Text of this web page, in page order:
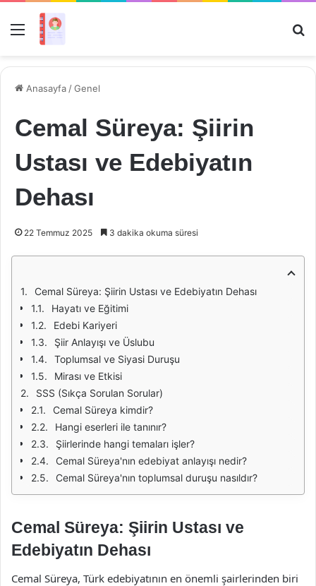
Menü
Anasayfa /Genel
Cemal Süreya: Şiirin
Ustası ve Edebiyatın
Dehası
22 Temmuz 2025 3 dakika okuma süresi
Cemal Süreya: Şiirin Ustası ve Edebiyatın Dehası
Hayatı ve Eğitimi
Edebi Kariyeri
Şiir Anlayışı ve Üslubu
Toplumsal ve Siyasi Duruşu
Mirası ve Etkisi
SSS (Sıkça Sorulan Sorular)
Cemal Süreya kimdir?
Hangi eserleri ile tanınır?
Şiirlerinde hangi temaları işler?
Cemal Süreya'nın edebiyat anlayışı nedir?
Cemal Süreya'nın toplumsal duruşu nasıldır?
Cemal Süreya: Şiirin Ustası ve
Edebiyatın Dehası
Cemal Süreya, Türk edebiyatının en önemli şairlerinden biri